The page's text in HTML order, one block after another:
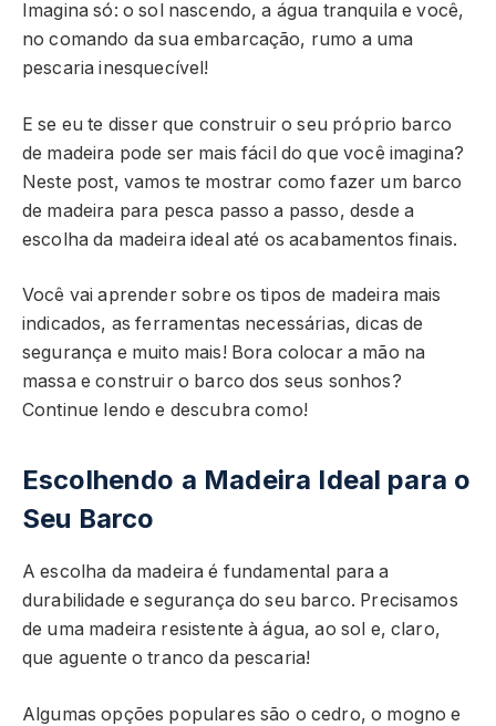
Imagina só: o sol nascendo, a água tranquila e você,
no comando da sua embarcação, rumo a uma
pescaria inesquecível!
E se eu te disser que construir o seu próprio barco
de madeira pode ser mais fácil do que você imagina?
Neste post, vamos te mostrar como fazer um barco
de madeira para pesca passo a passo, desde a
escolha da madeira ideal até os acabamentos finais.
Você vai aprender sobre os tipos de madeira mais
indicados, as ferramentas necessárias, dicas de
segurança e muito mais! Bora colocar a mão na
massa e construir o barco dos seus sonhos?
Continue lendo e descubra como!
Escolhendo a Madeira Ideal para o
Seu Barco
A escolha da madeira é fundamental para a
durabilidade e segurança do seu barco. Precisamos
de uma madeira resistente à água, ao sol e, claro,
que aguente o tranco da pescaria!
Algumas opções populares são o cedro, o mogno e